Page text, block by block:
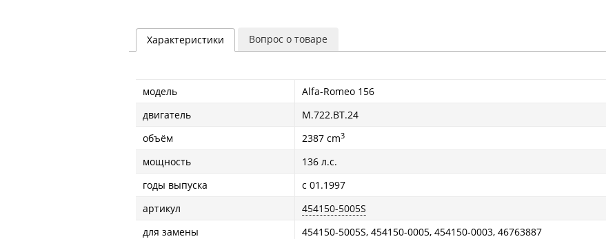
Характеристики Вопрос о товаре
модель
Alfa-Romeo 156
двигатель
M.722.BT.24
объём
2387 cm3
мощность
136 л.с.
годы выпуска
с 01.1997
артикул
454150-5005S
для замены
454150-5005S, 454150-0005, 454150-0003, 46763887